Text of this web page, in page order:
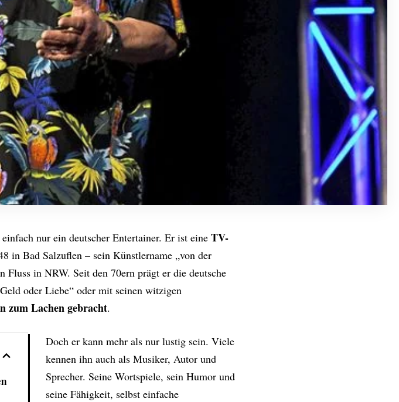
nur ein deutscher Entertainer. Er ist eine TV-
in Bad Salzuflen – sein Künstlername „von der
in NRW. Seit den 70ern prägt er die deutsche
oder Liebe“ oder mit seinen witzigen
zum Lachen gebracht.
Doch er kann mehr als nur lustig sein. Viele
kennen ihn auch als Musiker, Autor und
Sprecher. Seine Wortspiele, sein Humor und
seine Fähigkeit, selbst einfache